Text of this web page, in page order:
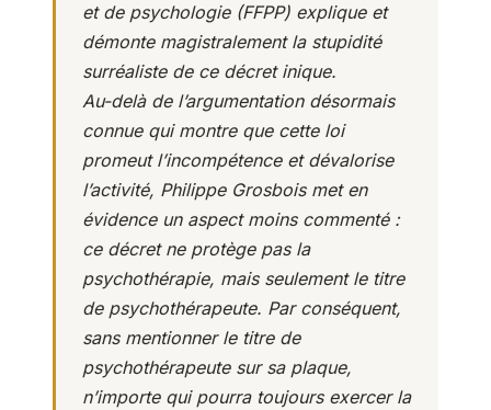
et de psychologie (FFPP) explique et
démonte magistralement la stupidité
surréaliste de ce décret inique.
Au-delà de l’argumentation désormais
connue qui montre que cette loi
promeut l’incompétence et dévalorise
l’activité, Philippe Grosbois met en
évidence un aspect moins commenté :
ce décret ne protège pas la
psychothérapie, mais seulement le titre
de psychothérapeute. Par conséquent,
sans mentionner le titre de
psychothérapeute sur sa plaque,
n’importe qui pourra toujours exercer la